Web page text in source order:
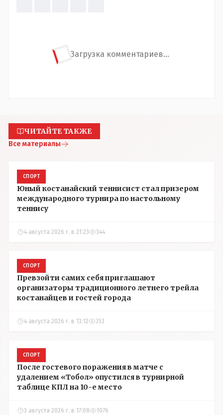
Загрузка комментариев...
ЧИТАЙТЕ ТАКЖЕ
Все материалы
СПОРТ
Юный костанайский теннисист стал призером
международного турнира по настольному
теннису
4 августа 2026 г. в 21:23 344
СПОРТ
Превзойти самих себя приглашают
организаторы традиционного летнего трейла
костанайцев и гостей города
4 августа 2026 г. в 13:12 353
СПОРТ
После гостевого поражения в матче с
удалением «Тобол» опустился в турнирной
таблице КПЛ на 10-е место
3 августа 2026 г. в 17:08 1076